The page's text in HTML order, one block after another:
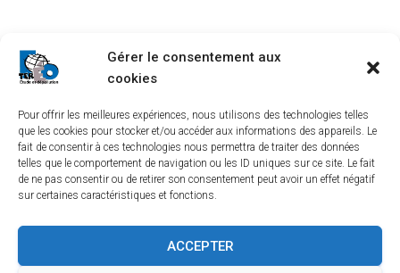
Gérer le consentement aux
cookies
Pour offrir les meilleures expériences, nous utilisons des technologies telles
que les cookies pour stocker et/ou accéder aux informations des appareils. Le
fait de consentir à ces technologies nous permettra de traiter des données
telles que le comportement de navigation ou les ID uniques sur ce site. Le fait
de ne pas consentir ou de retirer son consentement peut avoir un effet négatif
sur certaines caractéristiques et fonctions.
ACCEPTER